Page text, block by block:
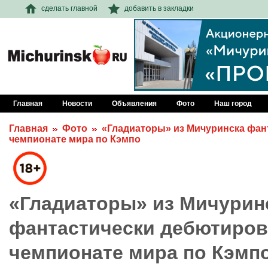
сделать главной добавить в закладки
Главная Новости Объявления Фото Наш город
Главная Фото
«Гладиаторы» из Мичуринска
чемпионате мира по Кэмпо
«Гладиаторы» из
фантастически
чемпионате мира по